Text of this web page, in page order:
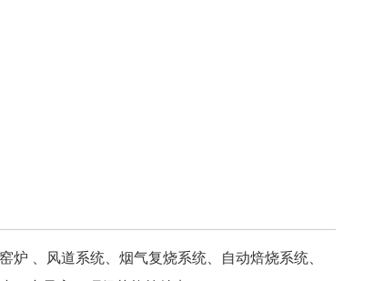
、风道系统、烟气复烧系统、自动焙烧系统、